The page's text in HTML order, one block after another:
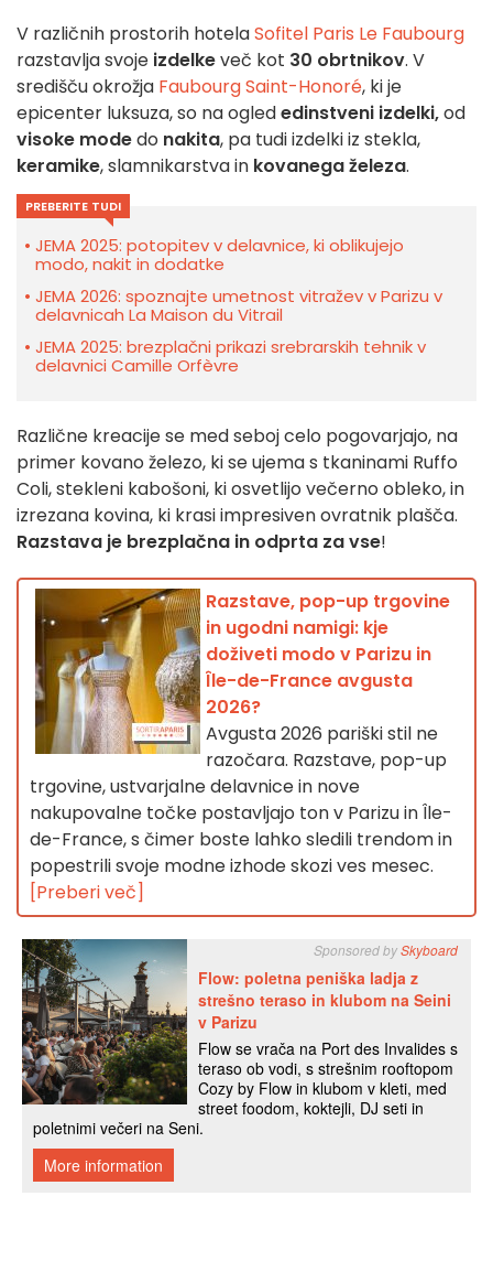
V različnih prostorih hotelaSofitel Paris Le Faubourg
razstavlja svoje izdelkeveč kot 30 obrtnikov. V
središču okrožja Faubourg Saint-Honoré, ki je
epicenter luksuza, so na oglededinstveni izdelki,od
visoke modedo nakita, pa tudi izdelki iz stekla,
keramike, slamnikarstva in kovanega železa.
PREBERITE TUDI
JEMA 2025: potopitev v delavnice, ki oblikujejo
modo, nakit in dodatke
JEMA 2026: spoznajte umetnost vitražev v Parizu v
delavnicah La Maison du Vitrail
JEMA 2025: brezplačni prikazi srebrarskih tehnik v
delavnici Camille Orfèvre
Različne kreacije se med seboj celo pogovarjajo, na
primer kovano železo, ki se ujema s tkaninami Ruffo
Coli, stekleni kabošoni, ki osvetlijo večerno obleko, in
izrezana kovina, ki krasi impresiven ovratnik plašča.
Razstava je brezplačna in odprta za vse!
Razstave, pop-up trgovine
in ugodni namigi: kje
doživeti modo v Parizu in
Île-de-France avgusta
2026?
Avgusta 2026 pariški stil ne
razočara. Razstave, pop-up
trgovine, ustvarjalne delavnice in nove
nakupovalne točke postavljajo ton v Parizu in Île-
de-France, s čimer boste lahko sledili trendom in
popestrili svoje modne izhode skozi ves mesec.
[Preberi več]